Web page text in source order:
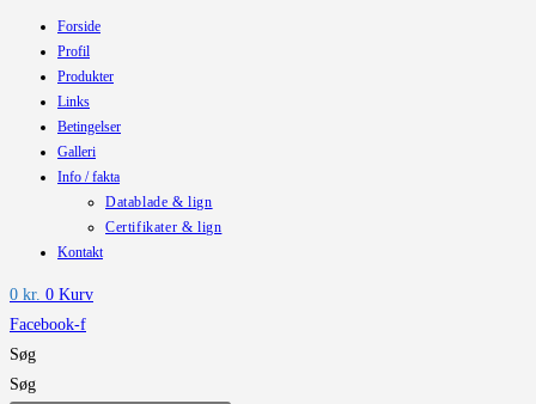
Forside
Profil
Produkter
Links
Betingelser
Galleri
Info / fakta
Datablade & lign
Certifikater & lign
Kontakt
0 kr. 0 Kurv
Facebook-f
Søg
Søg